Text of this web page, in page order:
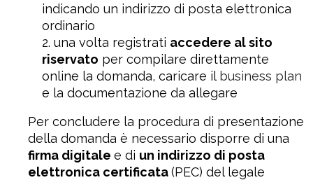
indicando un indirizzo di posta elettronica
ordinario
una volta registrati accedere al sito
riservato per compilare direttamente
online la domanda, caricare il business plan
e la documentazione da allegare
Per concludere la procedura di presentazione
della domanda è necessario disporre di una
firma digitale e di un indirizzo di posta
elettronica certificata(PEC) del legale